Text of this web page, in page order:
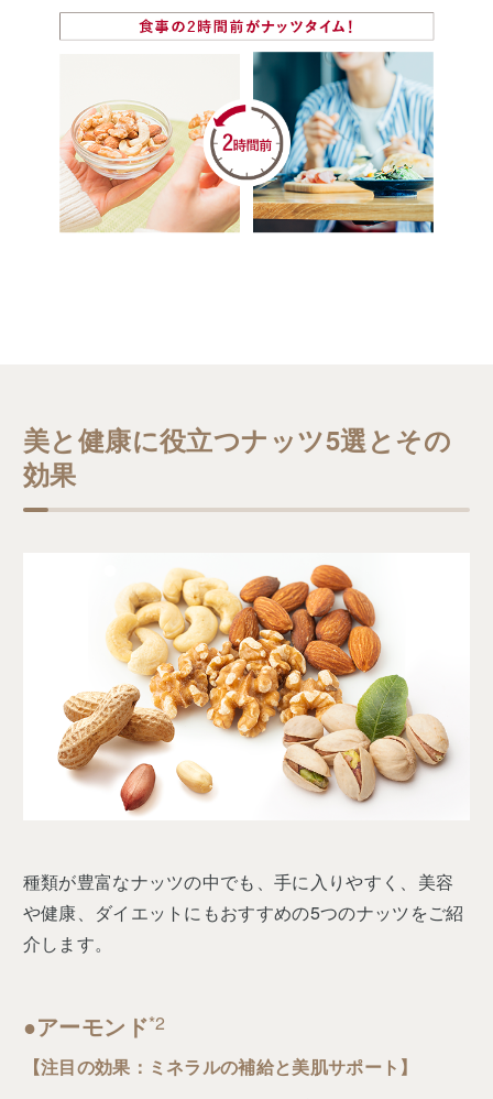
美と健康に役立つナッツ5選とその
効果
種類が豊富なナッツの中でも、手に入りやすく、美容
や健康、ダイエットにもおすすめの5つのナッツをご紹
介します。
●︎アーモンド*2
【注目の効果：ミネラルの補給と美肌サポート】